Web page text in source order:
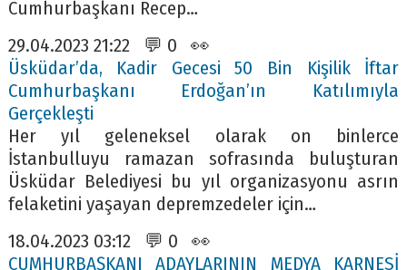
Cumhurbaşkanı Recep…
29.04.2023 21:22 💬 0 👀
Üsküdar’da, Kadir Gecesi 50 Bin Kişilik İftar
Cumhurbaşkanı Erdoğan’ın Katılımıyla
Gerçekleşti
Her yıl geleneksel olarak on binlerce
İstanbulluyu ramazan sofrasında buluşturan
Üsküdar Belediyesi bu yıl organizasyonu asrın
felaketini yaşayan depremzedeler için…
18.04.2023 03:12 💬 0 👀
CUMHURBAŞKANI ADAYLARININ MEDYA KARNESİ